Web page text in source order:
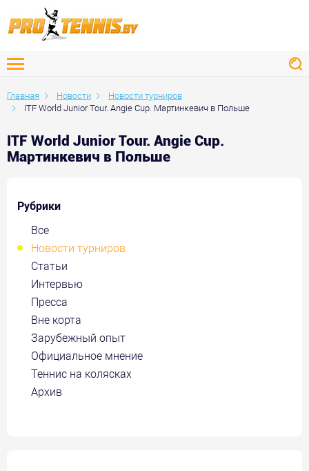
Главная Новости
Новости турниров
ITF World Junior Tour. Angie Cup. Мартинкевич в Польше
ITF World Junior Tour. Angie Cup.
Мартинкевич в Польше
Рубрики
Все
Новости турниров
Статьи
Интервью
Пресса
Вне корта
Зарубежный опыт
Официальное мнение
Теннис на колясках
Архив